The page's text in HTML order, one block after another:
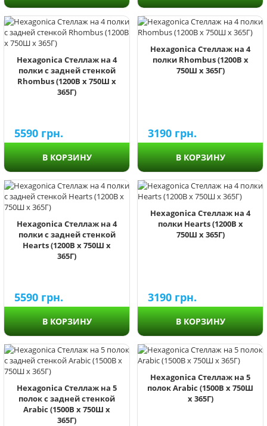
Hexagonica Стеллаж на 4
полки с задней стенкой
Rhombus (1200В х 750Ш х
365Г)
5590 грн.
В КОРЗИНУ
Hexagonica Стеллаж на 4
полки Rhombus (1200В х
750Ш х 365Г)
3190 грн.
В КОРЗИНУ
Hexagonica Стеллаж на 4
полки с задней стенкой
Hearts (1200В х 750Ш х
365Г)
5590 грн.
В КОРЗИНУ
Hexagonica Стеллаж на 4
полки Hearts (1200В х
750Ш х 365Г)
3190 грн.
В КОРЗИНУ
Hexagonica Стеллаж на 5
полок с задней стенкой
Arabic (1500В х 750Ш х
365Г)
Hexagonica Стеллаж на 5
полок Arabic (1500В х 750Ш
х 365Г)